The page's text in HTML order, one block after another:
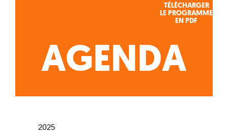
TÉLÉCHARGER
LE PROGRAMME
EN PDF
AGENDA
2025